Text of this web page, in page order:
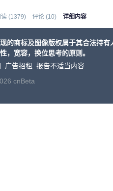
读 (1379) 评论 (10) 详细内容
的商标及图像版权属于其合法持
，宽容，换位思考的原则。
广告招租
报告不适当内容
cnBeta